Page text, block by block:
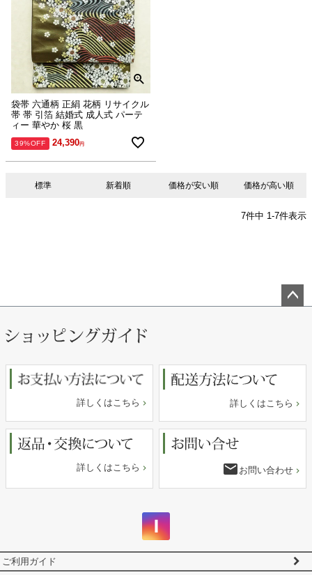
袋帯 六通柄 正絹 花柄 リサイクル
帯 帯 引箔 結婚式 成人式 パーテ
ィー 華やか 桜 黒
39%OFF 24,390
標準 新着順 価格が安い順 価格が高い順
7件中 1 -7件表示
詳しくはこちら 詳しくはこちら
詳しくはこちら email お問い合わせ
ご利用ガイド